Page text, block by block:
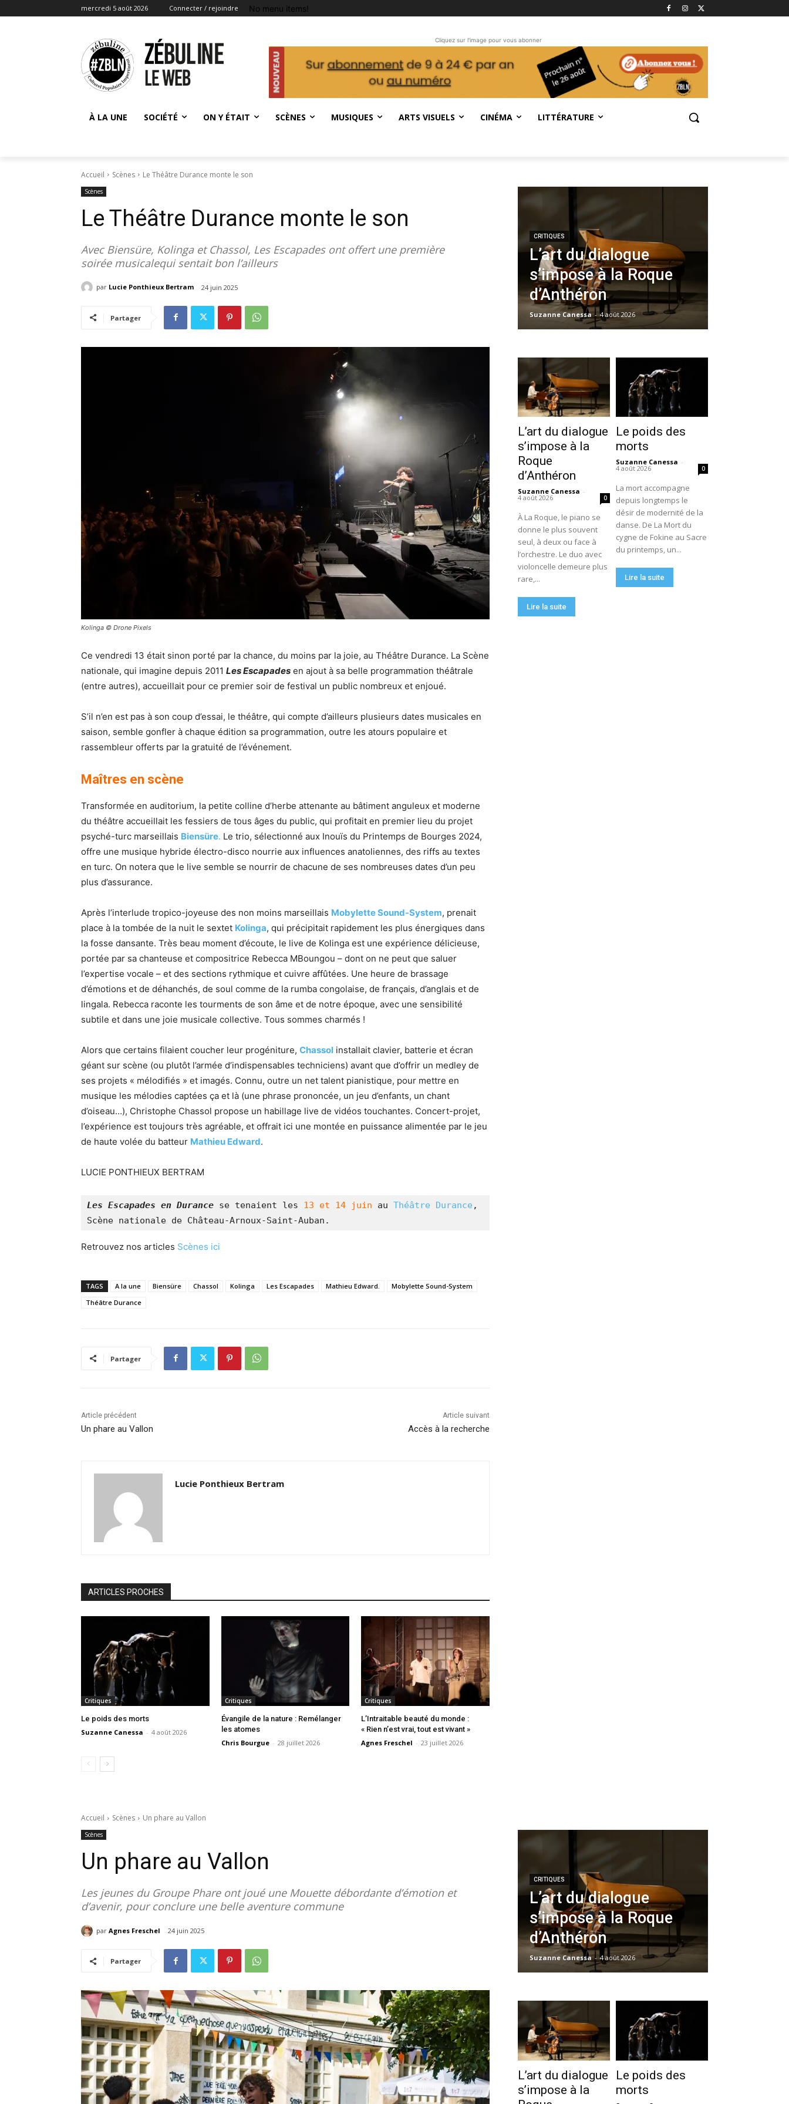
mercredi 5 août 2026 Connecter / rejoindre No menu items!
Cliquez sur l'image pour vous abonner
À LA UNE SOCIÉTÉ ON Y ÉTAIT SCÈNES MUSIQUES ARTS VISUELS CINÉMA LITTÉRATURE
Accueil Scènes Le Théâtre Durance monte le son
Scènes
Le Théâtre Durance monte le son
Avec Biensüre, Kolinga et Chassol, Les Escapades ont offert une première
soirée musicalequi sentait bon l’ailleurs
par Lucie Ponthieux Bertram 24 juin 2025
Partager
Kolinga © Drone Pixels
Ce vendredi 13 était sinon porté par la chance, du moins par la joie, au Théâtre Durance. La Scène
nationale, qui imagine depuis 2011 Les Escapades en ajout à sa belle programmation théâtrale
(entre autres), accueillait pour ce premier soir de festival un public nombreux et enjoué.
S’il n’en est pas à son coup d’essai, le théâtre, qui compte d’ailleurs plusieurs dates musicales en
saison, semble gonfler à chaque édition sa programmation, outre les atours populaire et
rassembleur offerts par la gratuité de l’événement.
Maîtres en scène
Transformée en auditorium, la petite colline d’herbe attenante au bâtiment anguleux et moderne
du théâtre accueillait les fessiers de tous âges du public, qui profitait en premier lieu du projet
psyché-turc marseillais Biensüre. Le trio, sélectionné aux Inouïs du Printemps de Bourges 2024,
offre une musique hybride électro-disco nourrie aux influences anatoliennes, des riffs au textes
en turc. On notera que le live semble se nourrir de chacune de ses nombreuses dates d’un peu
plus d’assurance.
Après l’interlude tropico-joyeuse des non moins marseillais Mobylette Sound-System, prenait
place à la tombée de la nuit le sextet Kolinga, qui précipitait rapidement les plus énergiques dans
la fosse dansante. Très beau moment d’écoute, le live de Kolinga est une expérience délicieuse,
portée par sa chanteuse et compositrice Rebecca MBoungou – dont on ne peut que saluer
l’expertise vocale – et des sections rythmique et cuivre affûtées. Une heure de brassage
d’émotions et de déhanchés, de soul comme de la rumba congolaise, de français, d’anglais et de
lingala. Rebecca raconte les tourments de son âme et de notre époque, avec une sensibilité
subtile et dans une joie musicale collective. Tous sommes charmés !
Alors que certains filaient coucher leur progéniture, Chassol installait clavier, batterie et écran
géant sur scène (ou plutôt l’armée d’indispensables techniciens) avant que d’offrir un medley de
ses projets « mélodifiés » et imagés. Connu, outre un net talent pianistique, pour mettre en
musique les mélodies captées ça et là (une phrase prononcée, un jeu d’enfants, un chant
d’oiseau…), Christophe Chassol propose un habillage live de vidéos touchantes. Concert-projet,
l’expérience est toujours très agréable, et offrait ici une montée en puissance alimentée par le jeu
de haute volée du batteur Mathieu Edward.
LUCIE PONTHIEUX BERTRAM
Les Escapades en Durance se tenaient les 13 et 14 juin au Théâtre Durance ,
Scène nationale de Château-Arnoux-Saint-Auban.
Retrouvez nos articles Scènes ici
TAGS A la une Biensüre Chassol Kolinga Les Escapades Mathieu Edward.
Mobylette Sound-System
Théâtre Durance
Partager
Article précédent
Un phare au Vallon
Article suivant
Accès à la recherche
Lucie Ponthieux Bertram
ARTICLES PROCHES
Critiques
Le poids des morts
Suzanne Canessa - 4 août 2026
Critiques
Évangile de la nature : Remélanger
les atomes
Chris Bourgue - 28 juillet 2026
Critiques
L’Intraitable beauté du monde :
« Rien n’est vrai, tout est vivant »
Agnes Freschel - 23 juillet 2026
CRITIQUES
L’art du dialogue
s’impose à la Roque
d’Anthéron
Suzanne Canessa - 4 août 2026
L’art du dialogue
s’impose à la
Roque
d’Anthéron
Suzanne Canessa -
4 août 2026 0
À La Roque, le piano se
donne le plus souvent
seul, à deux ou face à
l’orchestre. Le duo avec
violoncelle demeure plus
rare,...
Lire la suite
Le poids des
morts
Suzanne Canessa -
4 août 2026 0
La mort accompagne
depuis longtemps le
désir de modernité de la
danse. De La Mort du
cygne de Fokine au Sacre
du printemps, un...
Lire la suite